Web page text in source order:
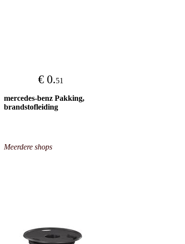
€ 0.51
mercedes-benz Pakking,
brandstofleiding
Meerdere shops